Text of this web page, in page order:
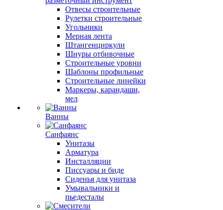
Отвесы строительные
Рулетки строительные
Угольники
Мерная лента
Штангенциркули
Шнуры отбивочные
Строительные уровни
Шаблоны профильные
Строительные линейки
Маркеры, карандаши,
мел
Ванны
Санфаянс
Унитазы
Арматура
Инсталляции
Писсуары и биде
Сиденья для унитаза
Умывальники и
пьедесталы